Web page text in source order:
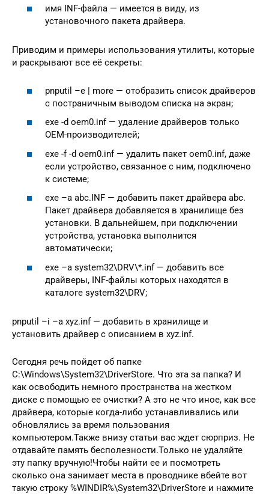
имя INF-файла — имеется в виду, из
установочного пакета драйвера.
Приводим и примеры использования утилиты, которые
и раскрывают все её секреты:
pnputil –e | more — отобразить список драйверов
c постраничным выводом списка на экран;
exe -d oem0.inf — удаление драйверов только
OEM-производителей;
exe -f -d oem0.inf — удалить пакет oem0.inf, даже
если устройство, связанное с ним, подключено
к системе;
exe –a abc.INF — добавить пакет драйвера abc.
Пакет драйвера добавляется в хранилище без
установки. В дальнейшем, при подключении
устройства, установка выполнится
автоматически;
exe –a system32\DRV\*.inf — добавить все
драйверы, INF-файлы которых находятся в
каталоге system32\DRV;
pnputil –i –a xyz.inf — добавить в хранилище и
установить драйвер с описанием в xyz.inf.
Сегодня речь пойдет об папке
C:\Windows\System32\DriverStore. Что эта за папка? И
как освободить немного пространства на жестком
диске с помощью ее очистки? А это не что иное, как все
драйвера, которые когда-либо устанавливались или
обновлялись за время пользования
компьютером.Также внизу статьи вас ждет сюрприз. Не
отдавайте память бесполезности.Только не удаляйте
эту папку вручную!Чтобы найти ее и посмотреть
сколько она занимает места в проводнике вбейте вот
такую строку %WINDIR%\System32\DriverStore и нажмите